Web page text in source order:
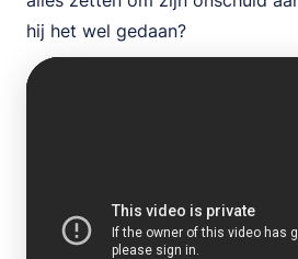
hij het wel gedaan?